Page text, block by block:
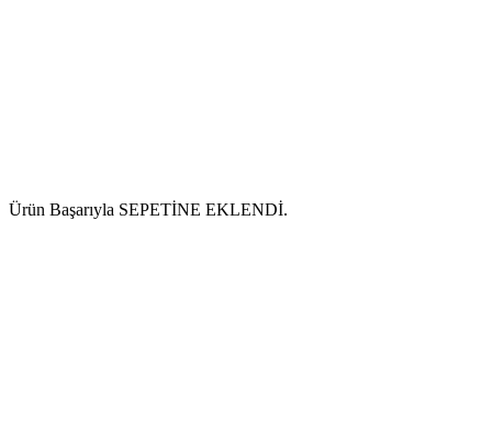
Ürün Başarıyla SEPETİNE EKLENDİ.